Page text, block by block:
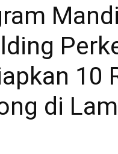
10
di